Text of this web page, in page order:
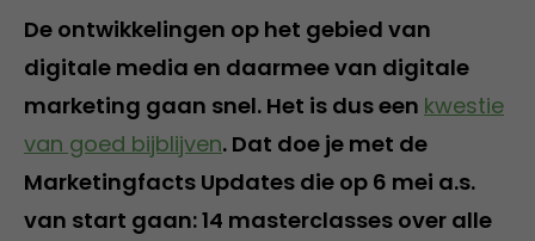
De ontwikkelingen op het gebied van
digitale media en daarmee van digitale
marketing gaan snel. Het is dus een kwestie
van goed bijblijven. Dat doe je met de
Marketingfacts Updates die op 6 mei a.s.
van start gaan: 14 masterclasses over alle